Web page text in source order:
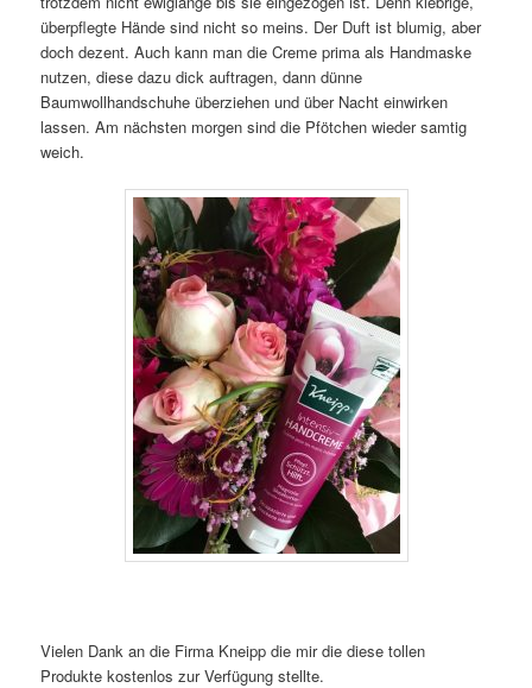
überpflegte Hände sind nicht so meins. Der Duft ist blumig, aber
doch dezent. Auch kann man die Creme prima als Handmaske
nutzen, diese dazu dick auftragen, dann dünne
Baumwollhandschuhe überziehen und über Nacht einwirken
lassen. Am nächsten morgen sind die Pfötchen wieder samtig
weich.
Vielen Dank an die Firma Kneipp die mir die diese tollen
Produkte kostenlos zur Verfügung stellte.